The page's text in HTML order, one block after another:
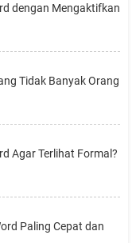
dengan Mengaktifkan
Tidak Banyak Orang
Agar Terlihat Formal?
Paling Cepat dan